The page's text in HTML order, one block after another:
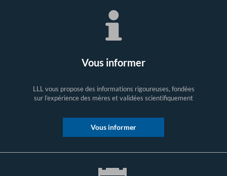
Vous informer
LLL vous propose des informations rigoureuses, fondées
sur l’expérience des mères et validées scientifiquement
Vous informer